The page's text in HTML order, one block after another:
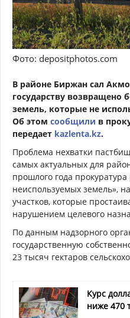
Фото: depositphotos.com
В районе Биржан сал
государству возвращено
земель, которые не
Об этом сообщили в
передает kazlenta.kz.
Проблема нехватки
самых актуальных для
прошлого года
неиспользуемых земель»,
участков, которые
нарушением целевого
По данным надзорного
государственную
23 тысяч гектаров
Курс
ниже 470